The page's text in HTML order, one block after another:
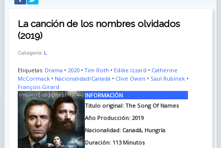
La canción de los nombres olvidados
(2019)
Categoría: L
Etiquetas: Drama • 2020• Tim Roth • Eddie Izzard • Catherine
McCormack• Nacionalidad/Canadá • Clive Owen • Saul Rubinek•
François Girard
INFORMACIÓN
Titulo original: The Song Of Names
Año Producción: 2019
Nacionalidad: Canadá, Hungría
Duración: 113 Minutos